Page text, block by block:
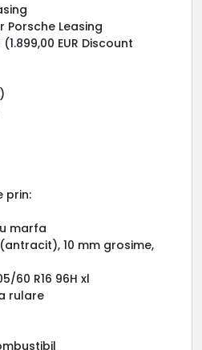
Porsche Leasing
EUR Discount
prin:
marfa
10 mm grosime,
60 R16 96H xl
rulare